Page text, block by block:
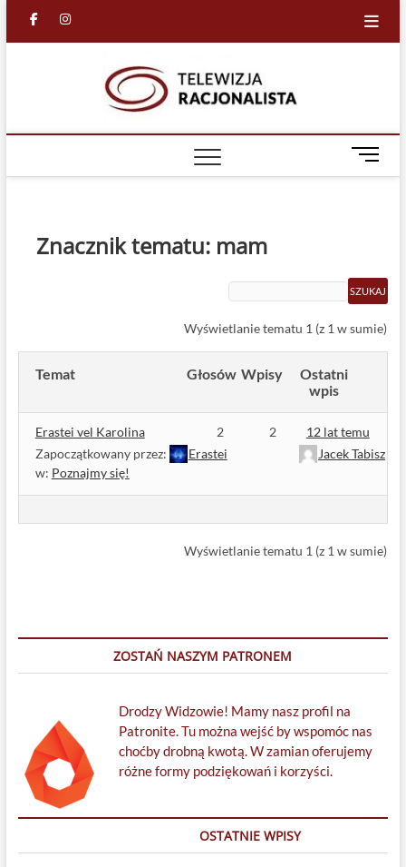
facebook
in
M
e
t
n
Znacznik tematu: mam
Wyświetlanie tematu 1 (z 1 w sumie)
Temat Głosów Wpisy
Ostatni
wpis
Erastei vel Karolina
Zapoczątkowany przez:
Erastei
w: Poznajmy się!
2 2
12 lat temu
Jacek Tabisz
Wyświetlanie tematu 1 (z 1 w sumie)
ZOSTAŃ NASZYM PATRONEM
Drodzy Widzowie! Mamy nasz profil na
Patronite. Tu można wejść by wspomóc nas
choćby drobną kwotą. W zamian oferujemy
różne formy podziękowań i korzyści.
OSTATNIE WPISY